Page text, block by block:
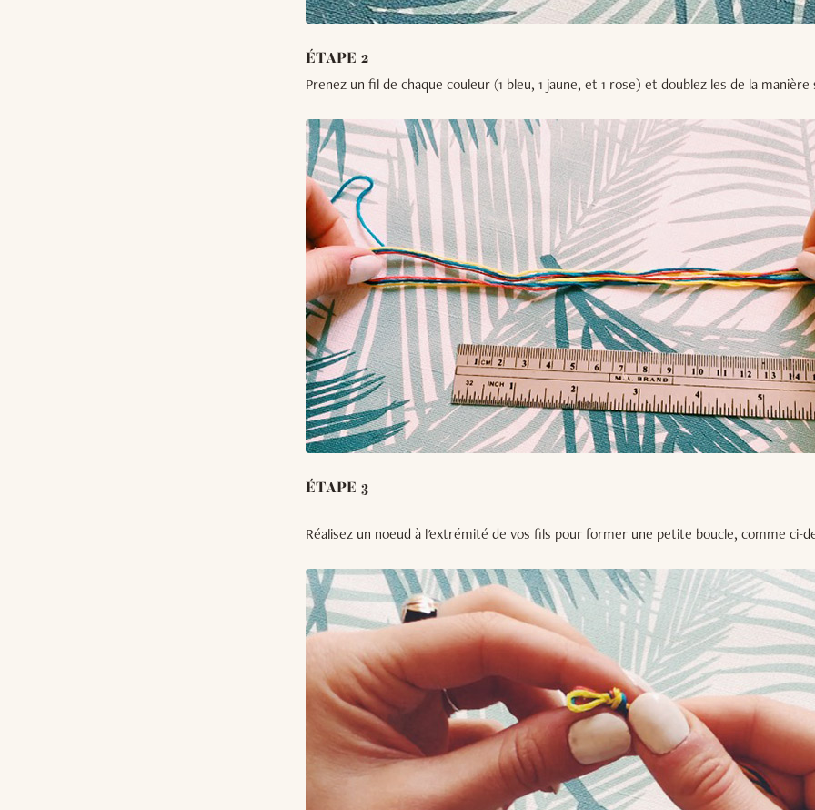
ÉTAPE 2
Prenez un fil de chaque couleur (1 bleu, 1 jaune, et 1 rose) et doublez les de la manière
ÉTAPE 3
Réalisez un noeud à l'extrémité de vos fils pour former une petite boucle, comme ci-